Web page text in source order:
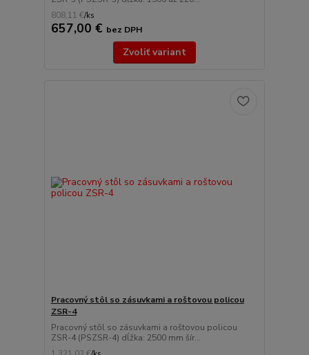
808,11 €/ks
657,00 € bez DPH
Zvoliť variant
Pracovný stôl so zásuvkami a roštovou policou
ZSR-4
Pracovný stôl so zásuvkami a roštovou policou
ZSR-4 (PSZSR-4) dĺžka: 2500 mm šír...